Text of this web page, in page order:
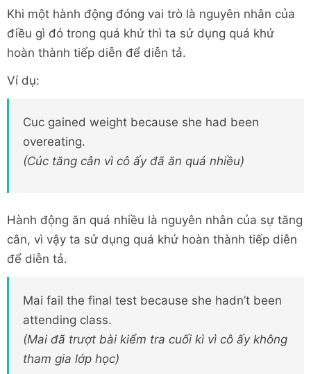
Khi một hành động đóng vai trò là nguyên nhân của
điều gì đó trong quá khứ thì ta sử dụng quá khứ
hoàn thành tiếp diễn để diễn tả.
Ví dụ:
Cuc gained weight because she had been
overeating.
(Cúc tăng cân vì cô ấy đã ăn quá nhiều)
Hành động ăn quá nhiều là nguyên nhân của sự tăng
cân, vì vậy ta sử dụng quá khứ hoàn thành tiếp diễn
để diễn tả.
Mai fail the final test because she hadn’t been
attending class.
(Mai đã trượt bài kiểm tra cuối kì vì cô ấy không
tham gia lớp học)